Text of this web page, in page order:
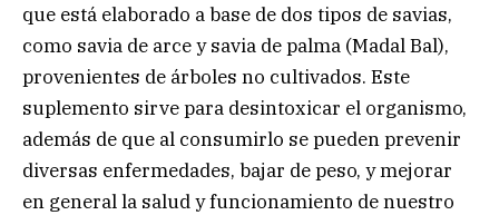
que está elaborado a base de dos tipos de savias,
como savia de arce y savia de palma (Madal Bal),
provenientes de árboles no cultivados. Este
suplemento sirve para desintoxicar el organismo,
además de que al consumirlo se pueden prevenir
diversas enfermedades, bajar de peso, y mejorar
en general la salud y funcionamiento de nuestro